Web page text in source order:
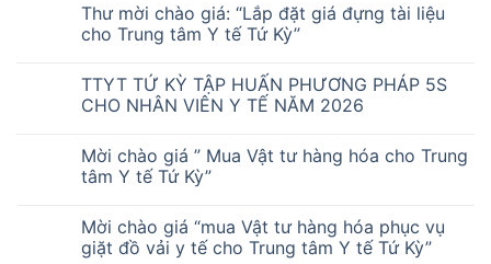
Thư mời chào giá: “Lắp đặt giá đựng tài liệu
cho Trung tâm Y tế Tứ Kỳ”
TTYT TỨ KỲ TẬP HUẤN PHƯƠNG PHÁP 5S
CHO NHÂN VIÊN Y TẾ NĂM 2026
Mời chào giá ” Mua Vật tư hàng hóa cho Trung
tâm Y tế Tứ Kỳ”
Mời chào giá “mua Vật tư hàng hóa phục vụ
giặt đồ vải y tế cho Trung tâm Y tế Tứ Kỳ”